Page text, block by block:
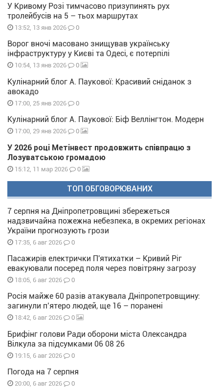
У Кривому Розі тимчасово призупинять рух
тролейбусів на 5 – тьох маршрутах
13:52, 13 янв 2026 0
Ворог вночі масовано знищував українську
інфраструктуру у Києві та Одесі, є потерпілі
10:54, 13 янв 2026 0
Кулінарний блог А. Паукової: Красивий сніданок з
авокадо
17:00, 25 янв 2026 0
Кулінарний блог А. Паукової: Біф Веллінгтон. Модерн
17:00, 29 янв 2026 0
У 2026 році Метінвест продовжить співпрацю з
Лозуватською громадою
15:12, 11 мар 2026 0
ТОП ОБГОВОРЮВАНИХ
7 серпня на Дніпропетровщині збережеться
надзвичайна пожежна небезпека, в окремих регіонах
України прогнозують грози
17:35, 6 авг 2026 0
Пасажирів електрички П'ятихатки – Кривий Ріг
евакуювали посеред поля через повітряну загрозу
18:05, 6 авг 2026 0
Росія майже 60 разів атакувала Дніпропетровщину:
загинули п’ятеро людей, ще 16 – поранені
18:42, 6 авг 2026 0
Брифінг голови Ради оборони міста Олександра
Вілкула за підсумками 06 08 26
19:15, 6 авг 2026 0
Погода на 7 серпня
20:00, 6 авг 2026 0